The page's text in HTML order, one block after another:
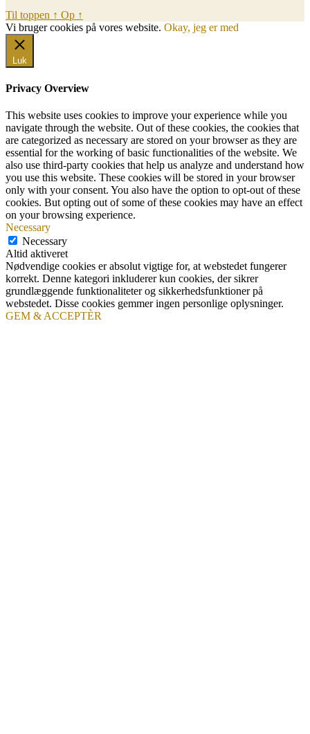
Til toppen ↑ Op ↑
Vi bruger cookies på vores website. Okay, jeg er med
Luk
Privacy Overview
This website uses cookies to improve your experience while you
navigate through the website. Out of these cookies, the cookies that
are categorized as necessary are stored on your browser as they are
essential for the working of basic functionalities of the website. We
also use third-party cookies that help us analyze and understand how
you use this website. These cookies will be stored in your browser
only with your consent. You also have the option to opt-out of these
cookies. But opting out of some of these cookies may have an effect
on your browsing experience.
Necessary
Necessary
Altid aktiveret
Nødvendige cookies er absolut vigtige for, at webstedet fungerer
korrekt. Denne kategori inkluderer kun cookies, der sikrer
grundlæggende funktionaliteter og sikkerhedsfunktioner på
webstedet. Disse cookies gemmer ingen personlige oplysninger.
GEM & ACCEPTÈR